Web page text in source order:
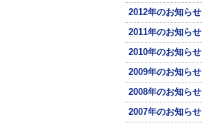
2012年のお知らせ
2011年のお知らせ
2010年のお知らせ
2009年のお知らせ
2008年のお知らせ
2007年のお知らせ